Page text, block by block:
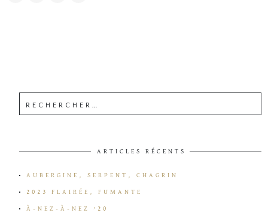
ARTICLES RÉCENTS
AUBERGINE, SERPENT, CHAGRIN
2023 FLAIRÉE, FUMANTE
À-NEZ-À-NEZ ’20